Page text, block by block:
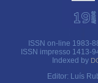
ISSN on-line 1983-
ISSN impresso 1413-
Indexed by
Editor: Luís